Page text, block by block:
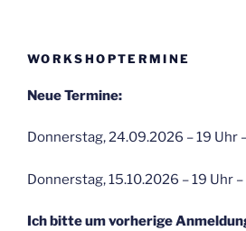
WORKSHOPTERMINE
Neue Termine:
Donnerstag, 24.09.2026 – 19 Uhr
Donnerstag, 15.10.2026 – 19 Uhr
Ich bitte um vorherige